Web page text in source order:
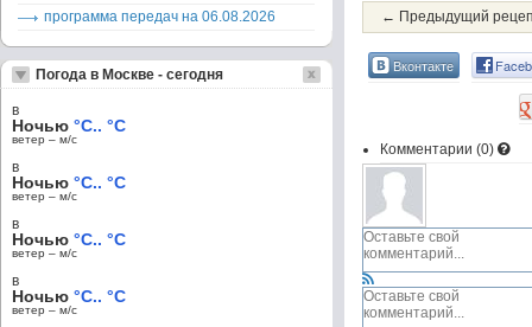
← Предыдущий
Вконтакте
Комментарии (0)
программа передач на 06.08.2026
Погода в Москве - сегодня
в
Ночью °C.. °C
ветер – м/c
в
Ночью °C.. °C
ветер – м/c
в
Ночью °C.. °C
ветер – м/c
в
Ночью °C.. °C
ветер – м/c